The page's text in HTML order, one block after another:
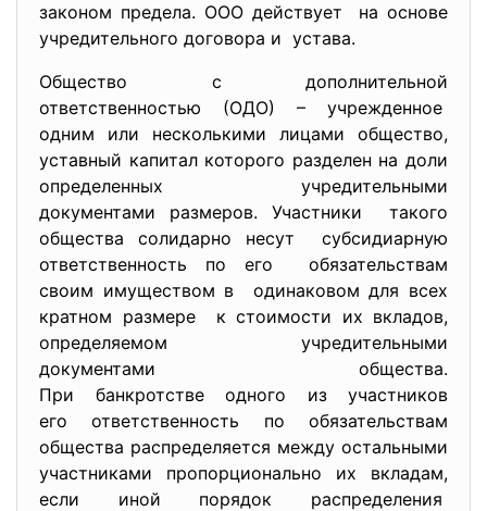
законом предела. ООО действует на основе
учредительного договора и устава.
Общество с дополнительной
ответственностью (ОДО) – учрежденное
одним или несколькими лицами общество,
уставный капитал которого разделен на доли
определенных учредительными
документами размеров. Участники такого
общества солидарно несут субсидиарную
ответственность по его обязательствам
своим имуществом в одинаковом для всех
кратном размере к стоимости их вкладов,
определяемом учредительными
документами общества.
При банкротстве одного из участников
его ответственность по обязательствам
общества распределяется между остальными
участниками пропорционально их вкладам,
если иной порядок распределения